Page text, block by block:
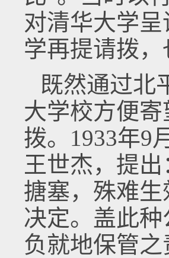
对清华大学
学再提请拨
既然通过北
大学校方便
拨。1933年9
王世杰，提
搪塞，殊难
决定。盖此
负就地保管